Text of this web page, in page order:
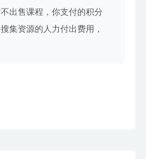
出售课程，你支付的积分
集资源的人力付出费用，